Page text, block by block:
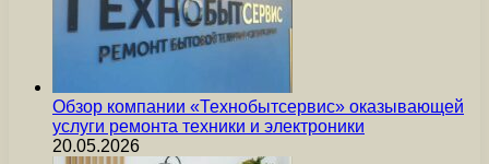
Обзор компании «Технобытсервис» оказывающей
услуги ремонта техники и электроники
20.05.2026